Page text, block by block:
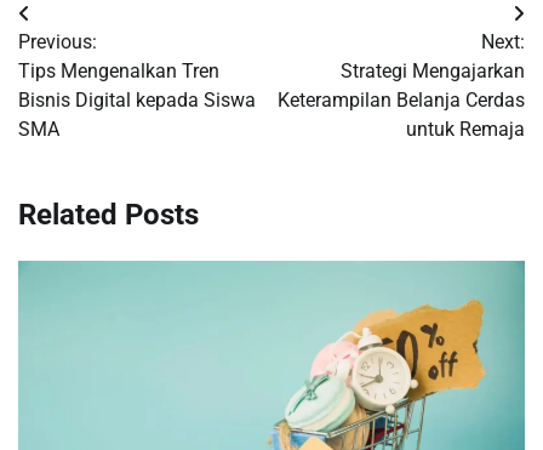
Navigasi
pos
Previous:
Tips Mengenalkan Tren
Bisnis Digital kepada Siswa
SMA
Next:
Strategi Mengajarkan
Keterampilan Belanja Cerdas
untuk Remaja
Related Posts